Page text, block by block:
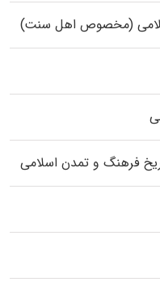
(مخصوص اهل سنت)
فرهنگ و تمدن اسلامی